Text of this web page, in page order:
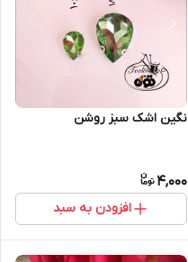
نگین اشک سبز روشن
4,000
افزودن به سبد